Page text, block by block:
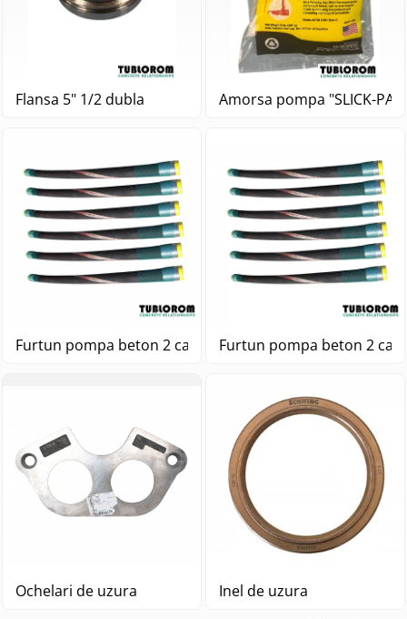
Flansa 5" 1/2 dubla Amorsa pompa "SLICK-
Ochelari de uzura Inel de uzura